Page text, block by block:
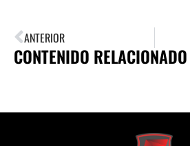
ANTERIOR
CONTENIDO RELACIONADO